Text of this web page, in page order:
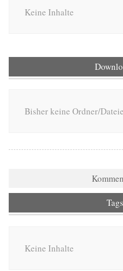
Keine Inhalte
Bisher keine Ordner/
Tags
Keine Inhalte